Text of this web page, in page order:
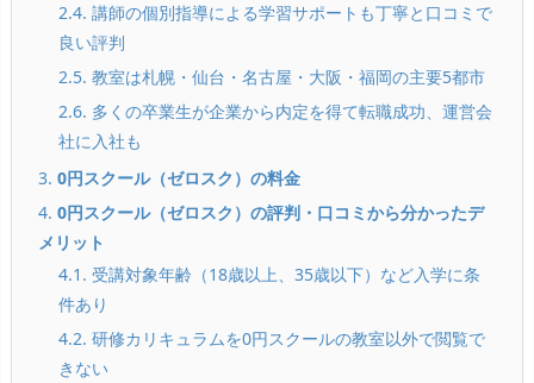
2.4. 講師の個別指導による学習サポートも丁寧と口コミで
良い評判
2.5. 教室は札幌・仙台・名古屋・大阪・福岡の主要5都市
2.6. 多くの卒業生が企業から内定を得て転職成功、運営会
社に入社も
3. 0円スクール（ゼロスク）の料金
4. 0円スクール（ゼロスク）の評判・口コミから分かったデ
メリット
4.1. 受講対象年齢（18歳以上、35歳以下）など入学に条
件あり
4.2. 研修カリキュラムを0円スクールの教室以外で閲覧で
きない